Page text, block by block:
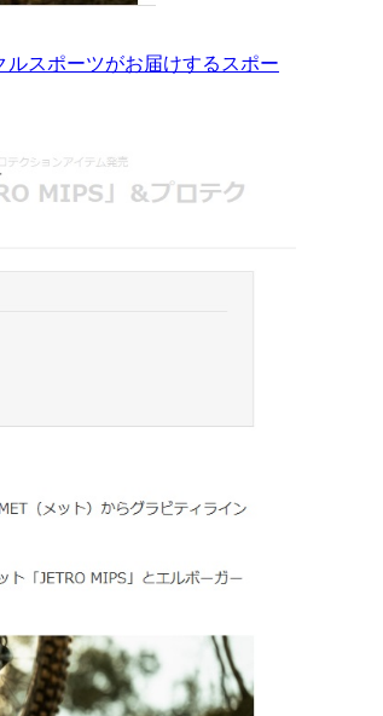
スポーツがお届けするスポー